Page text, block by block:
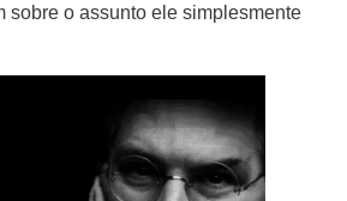
sobre o assunto ele simplesmente